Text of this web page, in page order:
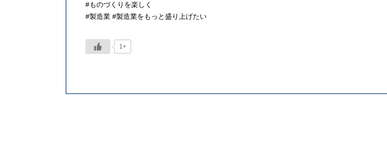
#ものづくりを楽しく
#製造業 #製造業をもっと盛り上げたい
1+